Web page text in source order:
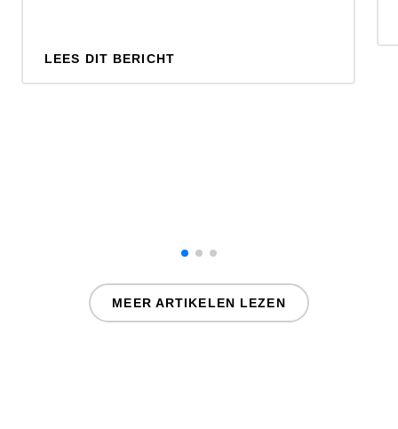
LEES DIT BERICHT
MEER ARTIKELEN LEZEN